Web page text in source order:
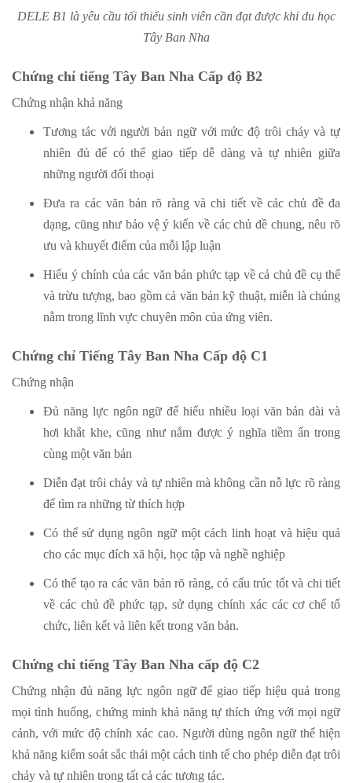
DELE B1 là yêu cầu tối thiểu sinh viên cần đạt được khi du học
Tây Ban Nha
Chứng chỉ tiếng Tây Ban Nha Cấp độ B2
Chứng nhận khả năng
Tương tác với người bản ngữ với mức độ trôi chảy và tự
nhiên đủ để có thể giao tiếp dễ dàng và tự nhiên giữa
những người đối thoại
Đưa ra các văn bản rõ ràng và chi tiết về các chủ đề đa
dạng, cũng như bảo vệ ý kiến ​​về các chủ đề chung, nêu rõ
ưu và khuyết điểm của mỗi lập luận
Hiểu ý chính của các văn bản phức tạp về cả chủ đề cụ thể
và trừu tượng, bao gồm cả văn bản kỹ thuật, miễn là chúng
nằm trong lĩnh vực chuyên môn của ứng viên.
Chứng chỉ Tiếng Tây Ban Nha Cấp độ C1
Chứng nhận
Đủ năng lực ngôn ngữ để hiểu nhiều loại văn bản dài và
hơi khắt khe, cũng như nắm được ý nghĩa tiềm ẩn trong
cùng một văn bản
Diễn đạt trôi chảy và tự nhiên mà không cần nỗ lực rõ ràng
để tìm ra những từ thích hợp
Có thể sử dụng ngôn ngữ một cách linh hoạt và hiệu quả
cho các mục đích xã hội, học tập và nghề nghiệp
Có thể tạo ra các văn bản rõ ràng, có cấu trúc tốt và chi tiết
về các chủ đề phức tạp, sử dụng chính xác các cơ chế tổ
chức, liên kết và liên kết trong văn bản.
Chứng chỉ tiếng Tây Ban Nha cấp độ C2
Chứng nhận đủ năng lực ngôn ngữ để giao tiếp hiệu quả trong
mọi tình huống, chứng minh khả năng tự thích ứng với mọi ngữ
cảnh, với mức độ chính xác cao. Người dùng ngôn ngữ thể hiện
khả năng kiểm soát sắc thái một cách tinh tế cho phép diễn đạt trôi
chảy và tự nhiên trong tất cả các tương tác.